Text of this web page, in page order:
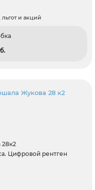
и акций
Жукова 28 к2
Цифровой рентген